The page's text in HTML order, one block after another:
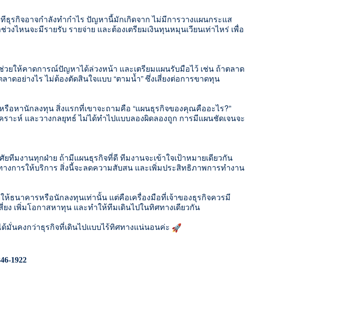
ธุรกิจอาจกำลังทำกำไร ปัญหานี้มักเกิดจาก ไม่มีการวางแผนกระแส
วงไหนจะมีรายรับ รายจ่าย และต้องเตรียมเงินทุนหมุนเวียนเท่าไหร่ เพื่อ
วยให้คาดการณ์ปัญหาได้ล่วงหน้า และเตรียมแผนรับมือไว้ เช่น ถ้าตลาด
ลาดอย่างไร ไม่ต้องตัดสินใจแบบ “ตามน้ำ” ซึ่งเสี่ยงต่อการขาดทุน
รือหานักลงทุน สิ่งแรกที่เขาจะถามคือ “แผนธุรกิจของคุณคืออะไร?”
ราะห์ และวางกลยุทธ์ ไม่ได้ทำไปแบบลองผิดลองถูก การมีแผนชัดเจนจะ
ยทีมงานทุกฝ่าย ถ้ามีแผนธุรกิจที่ดี ทีมงานจะเข้าใจเป้าหมายเดียวกัน
งการให้บริการ สิ่งนี้จะลดความสับสน และเพิ่มประสิทธิภาพการทำงาน
ห้ธนาคารหรือนักลงทุนเท่านั้น แต่คือเครื่องมือที่เจ้าของธุรกิจควรมี
ง เพิ่มโอกาสหาทุน และทำให้ทีมเดินไปในทิศทางเดียวกัน
มั่นคงกว่าธุรกิจที่เดินไปแบบไร้ทิศทางแน่นอนค่ะ
1922